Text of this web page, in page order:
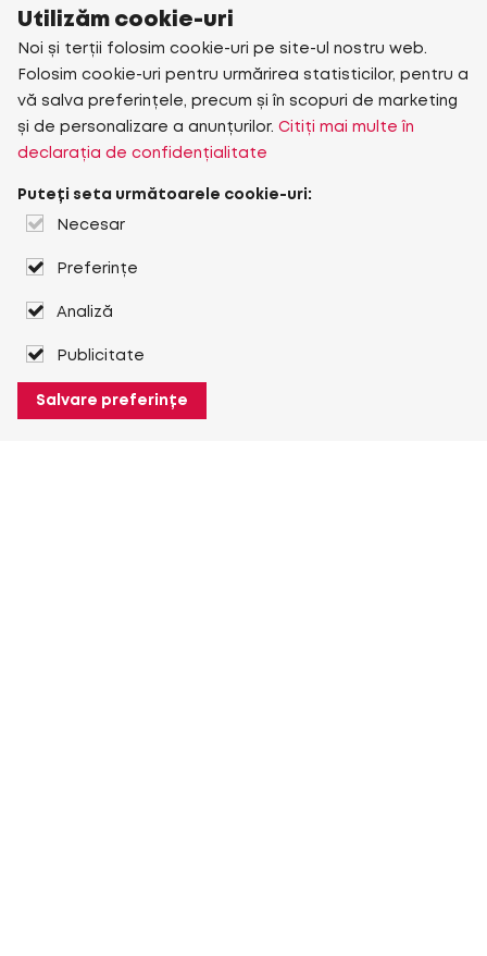
Utilizăm cookie-uri
Noi și terții folosim cookie-uri pe site-ul nostru web.
Folosim cookie-uri pentru urmărirea statisticilor, pentru a
vă salva preferințele, precum și în scopuri de marketing
și de personalizare a anunțurilor. Citiți mai multe în
declarația de confidențialitate
Puteți seta următoarele cookie-uri:
Necesar
Preferințe
Analiză
Publicitate
Salvare preferințe